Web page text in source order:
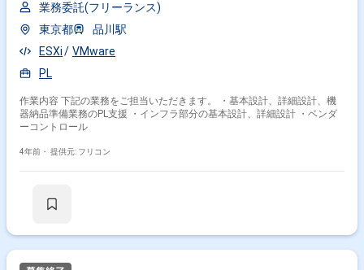
業務委託(フリーランス)
東京都
品川駅
ESXi
VMware
PL
作業内容 下記の業務をご担当いただきます。 ・基本設計、詳細設計、機
器納品準備業務のPL支援 ・インフラ部分の基本設計、詳細設計 ・ベンダ
ーコントロール
4年前・ 提供元: フリコン
掛け合わせ条件で絞り込む
職種で絞り込む
VMware × サーバーエンジニア